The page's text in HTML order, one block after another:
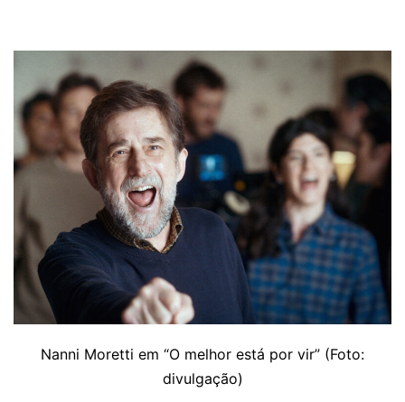
Nanni Moretti em “O melhor está por vir” (Foto:
divulgação)